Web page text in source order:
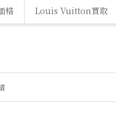
格 Louis Vuitton買取